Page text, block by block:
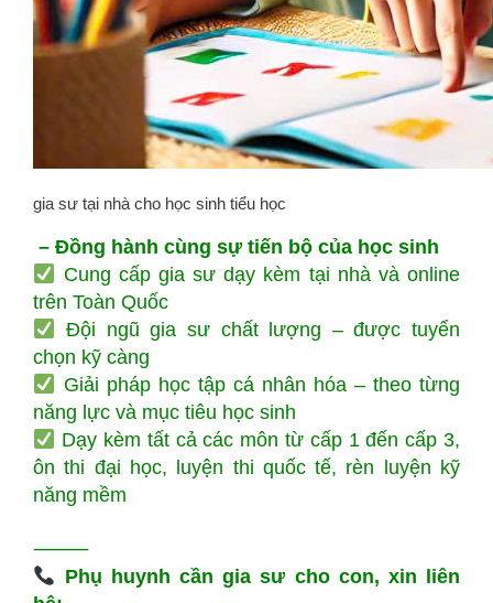
gia sư tại nhà cho học sinh tiểu học
– Đồng hành cùng sự tiến bộ của học sinh
Cung cấp gia sư dạy kèm tại nhà và online
trên Toàn Quốc
Đội ngũ gia sư chất lượng – được tuyển
chọn kỹ càng
Giải pháp học tập cá nhân hóa – theo từng
năng lực và mục tiêu học sinh
Dạy kèm tất cả các môn từ cấp 1 đến cấp 3,
ôn thi đại học, luyện thi quốc tế, rèn luyện kỹ
năng mềm
⸻
Phụ huynh cần gia sư cho con, xin liên